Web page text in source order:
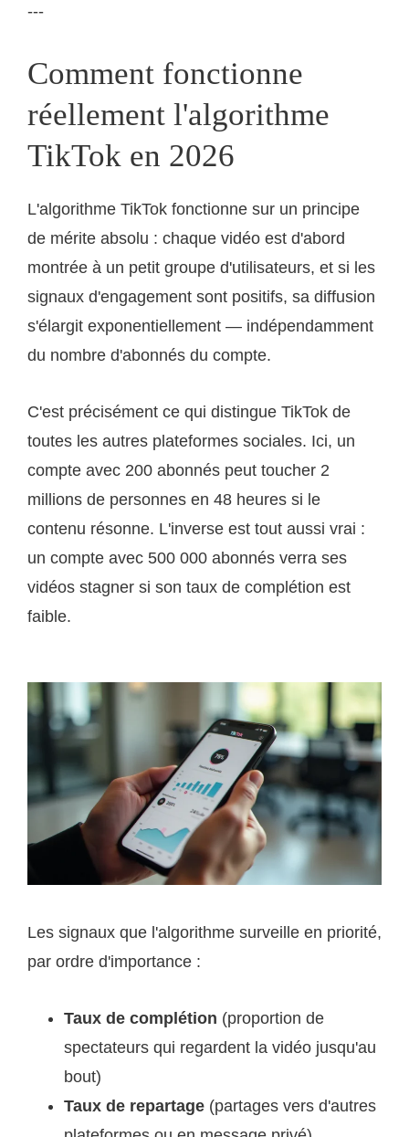
---
Comment fonctionne
réellement l'algorithme
TikTok en 2026
L'algorithme TikTok fonctionne sur un principe
de mérite absolu : chaque vidéo est d'abord
montrée à un petit groupe d'utilisateurs, et si les
signaux d'engagement sont positifs, sa diffusion
s'élargit exponentiellement — indépendamment
du nombre d'abonnés du compte.
C'est précisément ce qui distingue TikTok de
toutes les autres plateformes sociales. Ici, un
compte avec 200 abonnés peut toucher 2
millions de personnes en 48 heures si le
contenu résonne. L'inverse est tout aussi vrai :
un compte avec 500 000 abonnés verra ses
vidéos stagner si son taux de complétion est
faible.
Les signaux que l'algorithme surveille en priorité,
par ordre d'importance :
Taux de complétion (proportion de
spectateurs qui regardent la vidéo jusqu'au
bout)
Taux de repartage (partages vers d'autres